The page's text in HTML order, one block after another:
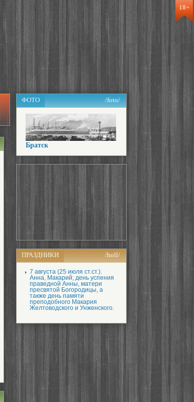
18+
ФОТО /foto/
Братск
ПРАЗДНИКИ /holl/
7 августа (25 июля ст.ст.).
Анна, Макарий; день успения
праведной Анны, матери
пресвятой Богородицы, а
также день памяти
преподобного Макария
Желтоводского и Унженского.